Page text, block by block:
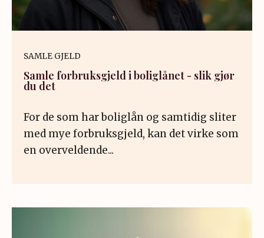
SAMLE GJELD
Samle forbruksgjeld i boliglånet - slik gjør
du det
For de som har boliglån og samtidig sliter
med mye forbruksgjeld, kan det virke som
en overveldende...